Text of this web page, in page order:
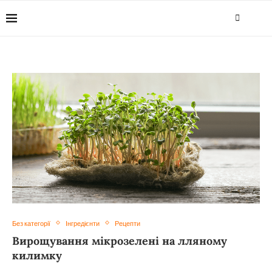
Без категорії Інгредієнти Рецепти
Вирощування мікрозелені на лляному
килимку